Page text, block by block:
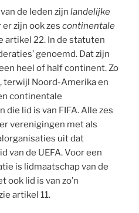
de leden zijn landelijke
zijn ook zes continentale
artikel 22. In de statuten
genoemd. Dat zijn
heel of half continent. Zo
terwijl Noord-Amerika en
continentale
lid is van FIFA. Alle zes
verenigingen met als
uit dat
van de UEFA. Voor een
is lidmaatschap van de
ook lid is van zo’n
artikel 11.